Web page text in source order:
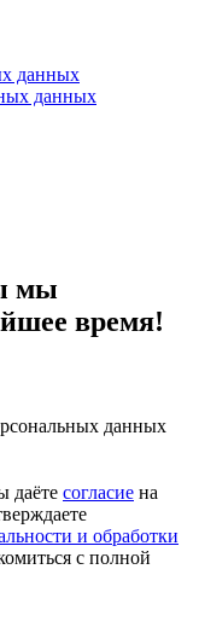
данных
данных
мы
время!
данных
даёте согласие на
и обработки
с полной